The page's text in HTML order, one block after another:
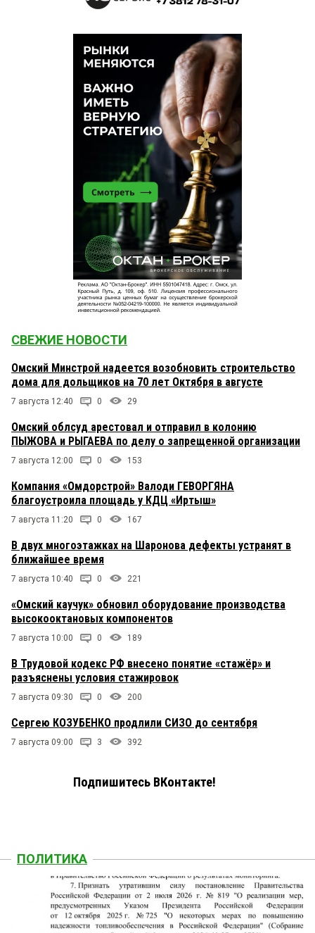
СВЕЖИЕ НОВОСТИ
Омский Минстрой надеется возобновить строительство
дома для дольщиков на 70 лет Октября в августе
7 августа 12:40 0 29
Омский облсуд арестовал и отправил в колонию
ПЫЖОВА и РЫГАЕВА по делу о запрещенной организации
7 августа 12:00 0 153
Компания «Омдорстрой» Валоди ГЕВОРГЯНА
благоустроила площадь у КДЦ «Иртыш»
7 августа 11:20 0 167
В двух многоэтажках на Шаронова дефекты устранят в
ближайшее время
7 августа 10:40 0 221
«Омский каучук» обновил оборудование производства
высокооктановых компонентов
7 августа 10:00 0 189
В Трудовой кодекс РФ внесено понятие «стажёр» и
разъяснены условия стажировок
7 августа 09:30 0 200
Сергею КОЗУБЕНКО продлили СИЗО до сентября
7 августа 09:00 3 392
Подпишитесь ВКонтакте!
ПОЛИТИКА